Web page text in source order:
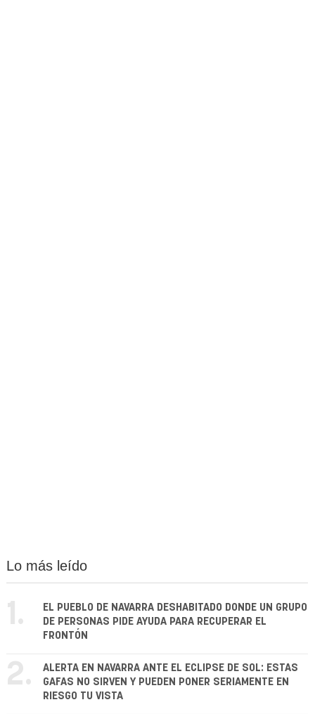
Lo más leído
1.
EL PUEBLO DE NAVARRA DESHABITADO DONDE UN GRUPO
DE PERSONAS PIDE AYUDA PARA RECUPERAR EL
FRONTÓN
2.
ALERTA EN NAVARRA ANTE EL ECLIPSE DE SOL: ESTAS
GAFAS NO SIRVEN Y PUEDEN PONER SERIAMENTE EN
RIESGO TU VISTA